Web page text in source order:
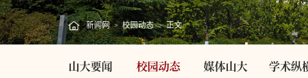
新闻网 > 校园动态 > 正文
山大要闻 校园动态 媒体山大 学术纵